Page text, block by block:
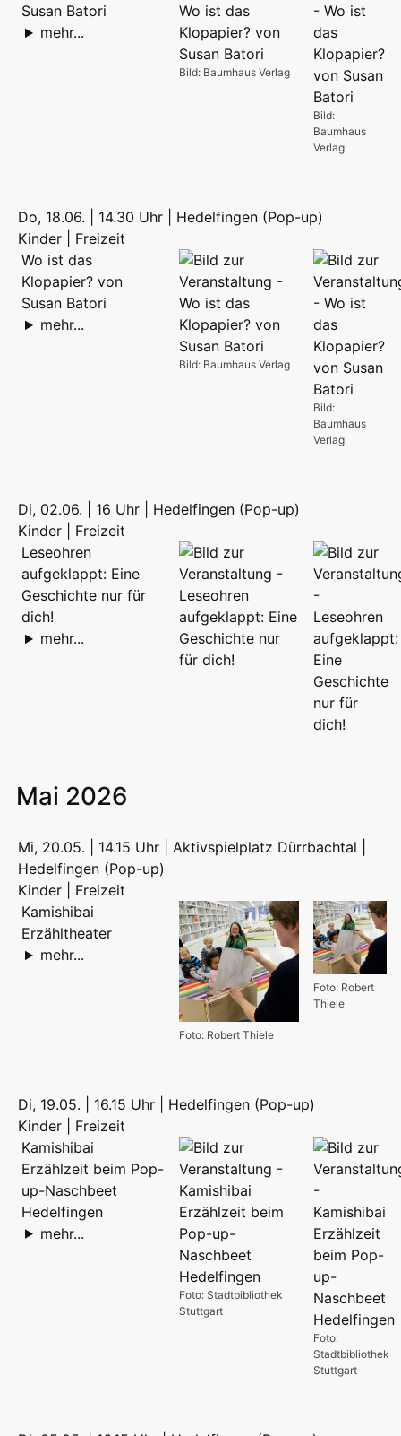
Bild:
Baumhaus
Verlag
Bild: Baumhaus Verlag
Susan Batori
mehr...
Do, 18.06. | 14.30 Uhr | Hedelfingen (Pop-up)
Kinder | Freizeit
Bild:
Baumhaus
Verlag
Bild: Baumhaus Verlag
Wo ist das
Klopapier? von
Susan Batori
mehr...
Di, 02.06. | 16 Uhr | Hedelfingen (Pop-up)
Kinder | Freizeit
Leseohren
aufgeklappt: Eine
Geschichte nur für
dich!
mehr...
Mai 2026
Mi, 20.05. | 14.15 Uhr | Aktivspielplatz Dürrbachtal |
Hedelfingen (Pop-up)
Kinder | Freizeit
Foto: Robert
Thiele
Foto: Robert Thiele
Kamishibai
Erzähltheater
mehr...
Di, 19.05. | 16.15 Uhr | Hedelfingen (Pop-up)
Kinder | Freizeit
Foto:
Stadtbibliothek
Stuttgart
Foto: Stadtbibliothek
Stuttgart
Kamishibai
Erzählzeit beim Pop-
up-Naschbeet
Hedelfingen
mehr...